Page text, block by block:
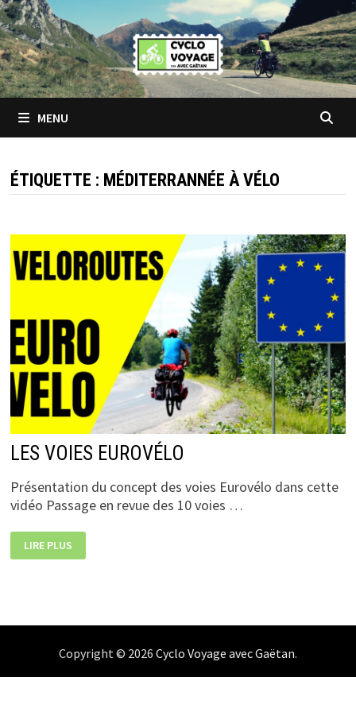
Passer
au
contenu
MENU
ÉTIQUETTE : MÉDITERRANNÉE À VÉLO
LES VOIES EUROVÉLO
Présentation du concept des voies Eurovélo dans cette
vidéo Passage en revue des 10 voies …
LES
VOIES
EUROVÉLO
LIRE PLUS
Copyright © 2026 Cyclo Voyage avec Gaëtan.